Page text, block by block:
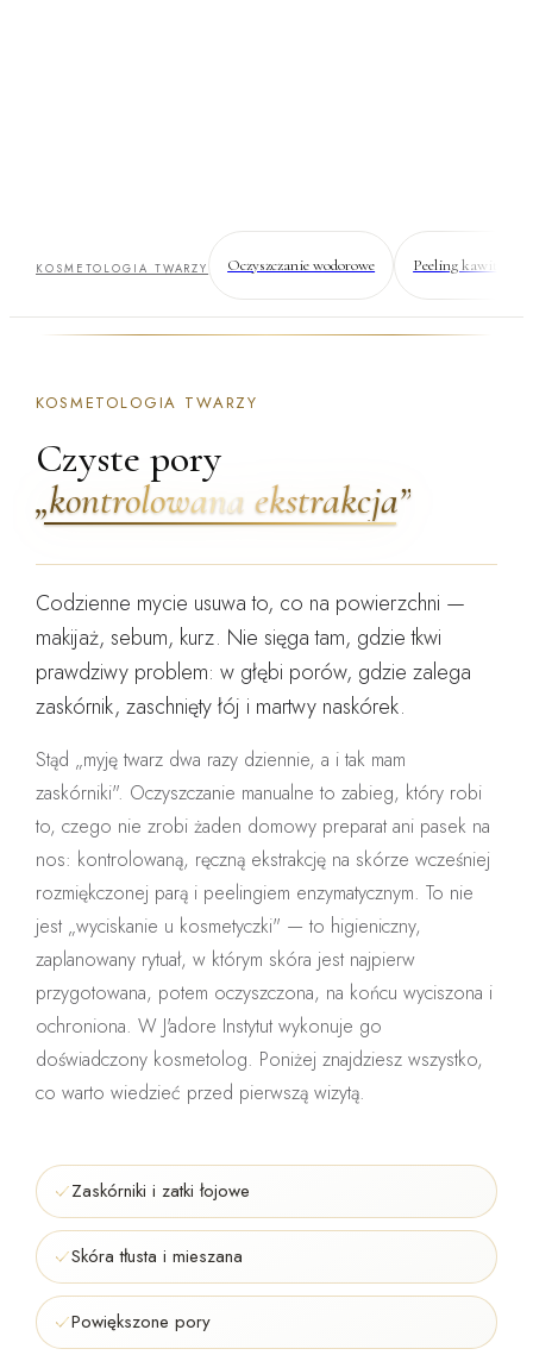
KOSMETOLOGIA TWARZY Oczyszczanie wodorowe Peeling
KOSMETOLOGIA TWARZY
Czyste pory
„kontrolowana ekstrakcja”
Codzienne mycie usuwa to, co na powierzchni —
makijaż, sebum, kurz. Nie sięga tam, gdzie tkwi
prawdziwy problem: w głębi porów, gdzie zalega
zaskórnik, zaschnięty łój i martwy naskórek.
Stąd „myję twarz dwa razy dziennie, a i tak mam
zaskórniki". Oczyszczanie manualne to zabieg, który robi
to, czego nie zrobi żaden domowy preparat ani pasek na
nos: kontrolowaną, ręczną ekstrakcję na skórze wcześniej
rozmiękczonej parą i peelingiem enzymatycznym. To nie
jest „wyciskanie u kosmetyczki" — to higieniczny,
zaplanowany rytuał, w którym skóra jest najpierw
przygotowana, potem oczyszczona, na końcu wyciszona i
ochroniona. W J'adore Instytut wykonuje go
doświadczony kosmetolog. Poniżej znajdziesz wszystko,
co warto wiedzieć przed pierwszą wizytą.
Zaskórniki i zatki łojowe
Skóra tłusta i mieszana
Powiększone pory